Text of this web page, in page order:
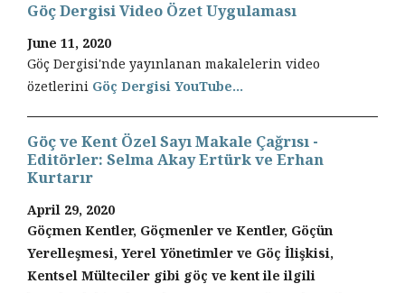
Göç Dergisi Video Özet Uygulaması
June 11, 2020
Göç Dergisi'nde yayınlanan makalelerin video
özetlerini Göç Dergisi YouTube...
Göç ve Kent Özel Sayı Makale Çağrısı -
Editörler: Selma Akay Ertürk ve Erhan
Kurtarır
April 29, 2020
Göçmen Kentler, Göçmenler ve Kentler, Göçün
Yerelleşmesi, Yerel Yönetimler ve Göç İlişkisi,
Kentsel Mülteciler gibi göç ve kent ile ilgili